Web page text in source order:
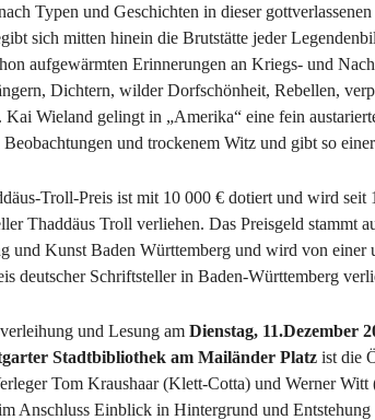
Typen und Geschichten in dieser
sich mitten hinein die Brutstätte jeder
aufgewärmten Erinnerungen an Kriegs- und
Dichtern, wilder Dorfschönheit, Rebellen,
Kai Wieland gelingt in „Amerika“ eine fein
Beobachtungen und trockenem Witz und gibt so
Troll-Preis ist mit 10 000 € dotiert und wird seit
Thaddäus Troll verliehen. Das Preisgeld stammt
und Kunst Baden Württemberg und wird von einer
deutscher Schriftsteller in Baden-Württemberg
und Lesung am Dienstag, 11.Dezember
Stadtbibliothek am Mailänder Platz ist die
Tom Kraushaar (Klett-Cotta) und Werner
Anschluss Einblick in Hintergrund und Entstehung